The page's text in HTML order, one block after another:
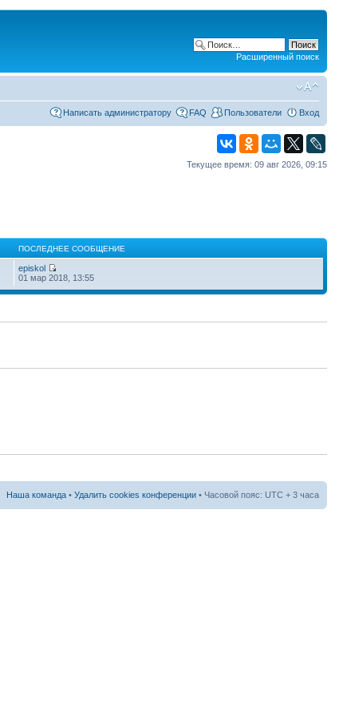
Расширенный поиск
Написать администратору FAQ Пользователи Вход
Текущее время: 09 авг 2026, 09:15
ПОСЛЕДНЕЕ СООБЩЕНИЕ
episkol
01 мар 2018, 13:55
Наша команда • Удалить cookies конференции • Часовой пояс: UTC + 3 часа